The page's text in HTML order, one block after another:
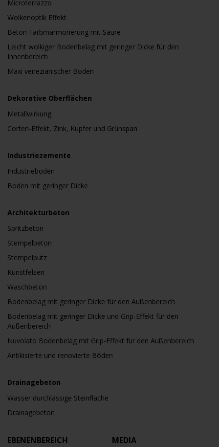
Microterrazzo
Wolkenoptik Effekt
Beton Farbmarmorierung mit Säure
Leicht wolkiger Bodenbelag mit geringer Dicke für den
Innenbereich
Maxi venezianischer Boden
Dekorative Oberflächen
Metallwirkung
Corten-Effekt, Zink, Kupfer und Grünspan
Industriezemente
Industrieboden
Boden mit geringer Dicke
Architekturbeton
Spritzbeton
Stempelbeton
Stempelputz
Kunstfelsen
Waschbeton
Bodenbelag mit geringer Dicke für den Außenbereich
Bodenbelag mit geringer Dicke und Grip-Effekt für den
Außenbereich
Nuvolato Bodenbelag mit Grip-Effekt für den Außenbereich
Antikisierte und renovierte Böden
Drainagebeton
Wasser durchlässige Steinfläche
Drainagebeton
EBENENBEREICH MEDIA